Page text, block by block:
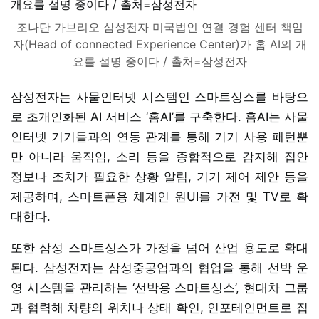
조나단 가브리오 삼성전자 미국법인 연결 경험 센터 책임
자(Head of connected Experience Center)가 홈 AI의 개
요를 설명 중이다 / 출처=삼성전자
삼성전자는 사물인터넷 시스템인 스마트싱스를 바탕으
로 초개인화된 AI 서비스 ‘홈AI’를 구축한다. 홈AI는 사물
인터넷 기기들과의 연동 관계를 통해 기기 사용 패턴뿐
만 아니라 움직임, 소리 등을 종합적으로 감지해 집안
정보나 조치가 필요한 상황 알림, 기기 제어 제안 등을
제공하며, 스마트폰용 체계인 원UI를 가전 및 TV로 확
대한다.
또한 삼성 스마트싱스가 가정을 넘어 산업 용도로 확대
된다. 삼성전자는 삼성중공업과의 협업을 통해 선박 운
영 시스템을 관리하는 ‘선박용 스마트싱스’, 현대차 그룹
과 협력해 차량의 위치나 상태 확인, 인포테인먼트로 집